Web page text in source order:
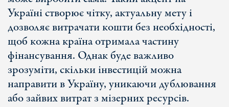
Україні створює чітку, актуальну мету і
дозволяє витрачати кошти без необхідності,
щоб кожна країна отримала частину
фінансування. Однак буде важливо
зрозуміти, скільки інвестицій можна
направити в Україну, уникаючи дублювання
або зайвих витрат з мізерних ресурсів.